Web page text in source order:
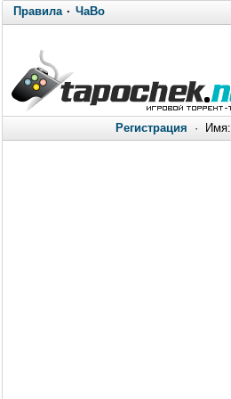
Правила· ЧаВо
Регистрация · Имя: